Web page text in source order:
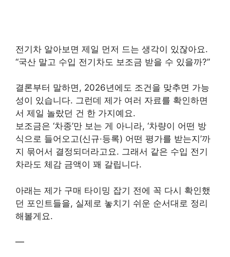
전기차 알아보면 제일 먼저 드는 생각이 있잖아요.
“국산 말고 수입 전기차도 보조금 받을 수 있을까?”
결론부터 말하면, 2026년에도 조건을 맞추면 가능
성이 있습니다. 그런데 제가 여러 자료를 확인하면
서 제일 놀랐던 건 한 가지예요.
보조금은 ‘차종’만 보는 게 아니라, ‘차량이 어떤 방
식으로 들어오고(신규·등록) 어떤 평가를 받는지’까
지 묶어서 결정되더라고요. 그래서 같은 수입 전기
차라도 체감 금액이 꽤 갈립니다.
아래는 제가 구매 타이밍 잡기 전에 꼭 다시 확인했
던 포인트들을, 실제로 놓치기 쉬운 순서대로 정리
해볼게요.
—